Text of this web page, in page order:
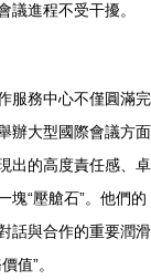
議進程不受干擾。
服務中心不僅圓滿完
辦大型國際會議方面
出的高度責任感、卓
塊“壓艙石”。他們的
話與合作的重要潤滑
值”。